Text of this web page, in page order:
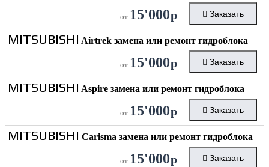
от 15'000р Заказать
MITSUBISHI Airtrek замена или ремонт гидроблока
от 15'000р Заказать
MITSUBISHI Aspire замена или ремонт гидроблока
от 15'000р Заказать
MITSUBISHI Carisma замена или ремонт гидроблока
от 15'000р Заказать